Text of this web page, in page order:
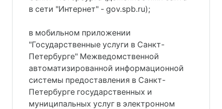
в сети "Интернет" - gov.spb.ru);
в мобильном приложении
"Государственные услуги в Санкт-
Петербурге" Межведомственной
автоматизированной информационной
системы предоставления в Санкт-
Петербурге государственных и
муниципальных услуг в электронном